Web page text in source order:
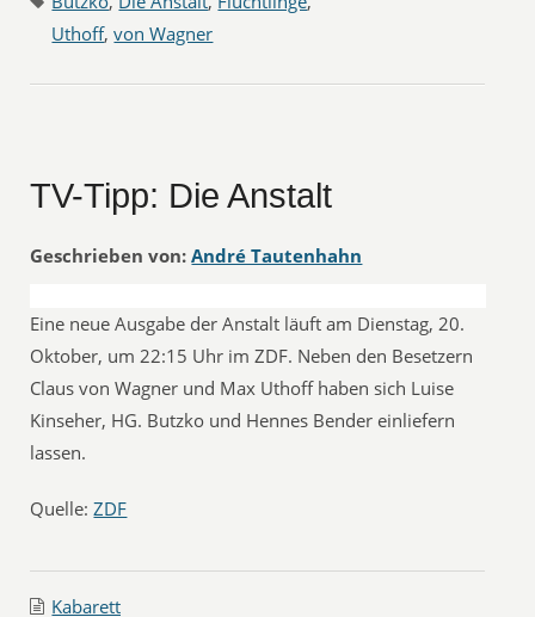
Uthoff,von Wagner
TV-Tipp: Die Anstalt
Geschrieben von: André Tautenhahn
Eine neue Ausgabe der Anstalt läuft am Dienstag, 20.
Oktober, um 22:15 Uhr im ZDF. Neben den Besetzern
Claus von Wagner und Max Uthoff haben sich Luise
Kinseher, HG. Butzko und Hennes Bender einliefern
lassen.
Quelle:ZDF
Kabarett